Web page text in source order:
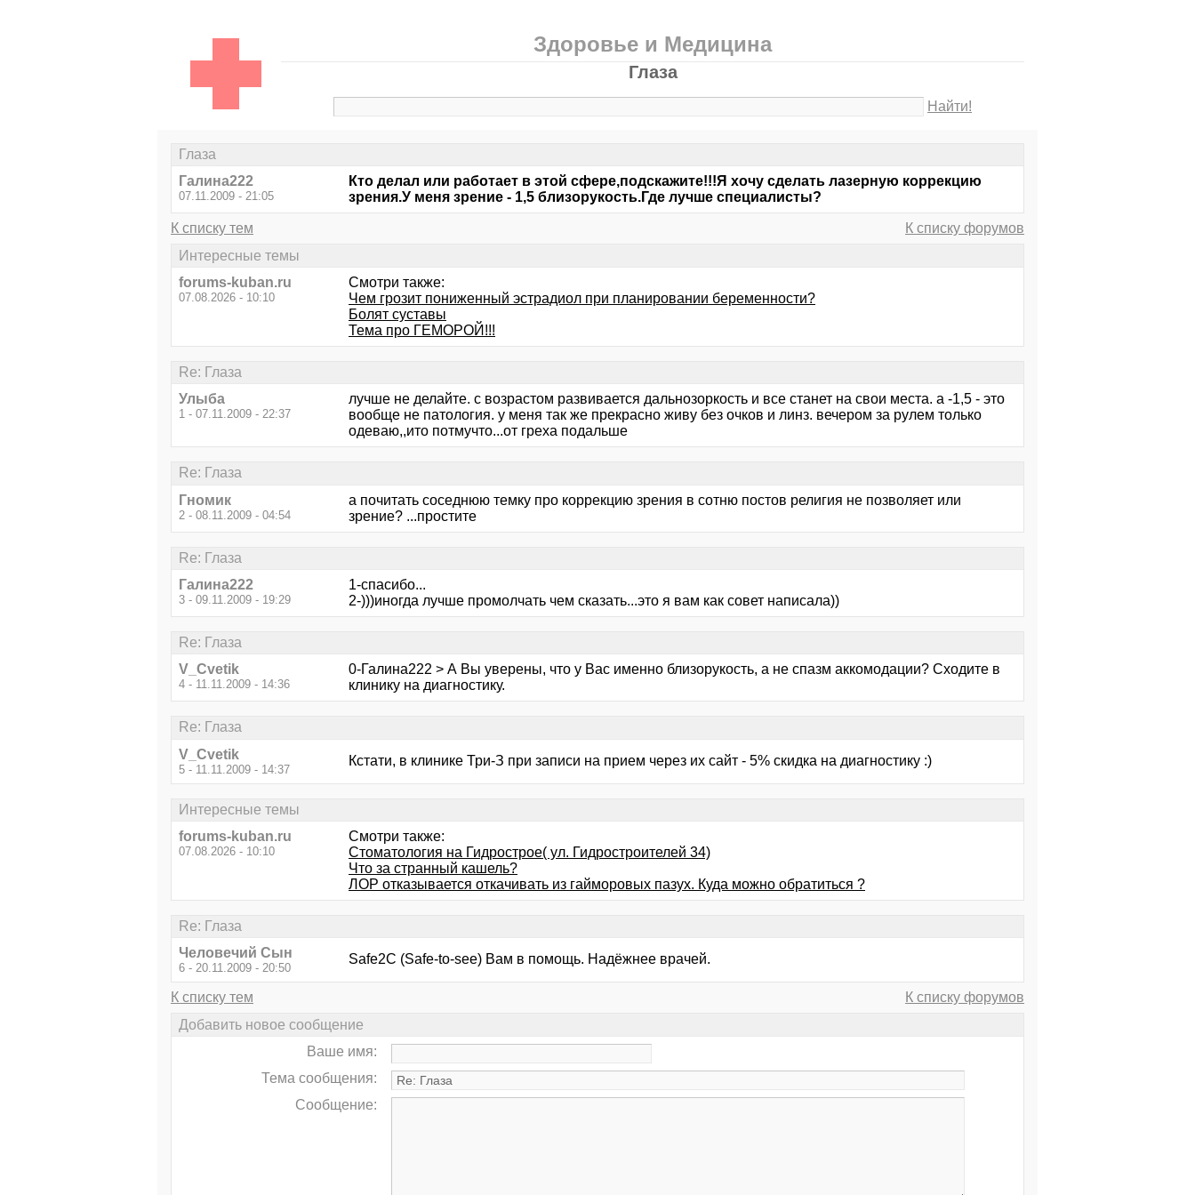
Здоровье и Медицина
Глаза
Найти!
Глаза
Галина222
07.11.2009 - 21:05
Кто делал или работает в этой сфере,подскажите!!!Я хочу сделать лазерную коррекцию
зрения.У меня зрение - 1,5 близорукость.Где лучше специалисты?
К списку тем
К списку форумов
Интересные темы
forums-kuban.ru
07.08.2026 - 10:10
Смотри также:
Чем грозит пониженный эстрадиол при планировании беременности?
Болят суставы
Тема про ГЕМОРОЙ!!!
Re: Глаза
Улыба
1 - 07.11.2009 - 22:37
лучше не делайте. с возрастом развивается дальнозоркость и все станет на свои места. а -1,5 - это
вообще не патология. у меня так же прекрасно живу без очков и линз. вечером за рулем только
одеваю,,ито потмучто...от греха подальше
Re: Глаза
Гномик
2 - 08.11.2009 - 04:54
а почитать соседнюю темку про коррекцию зрения в сотню постов религия не позволяет или
зрение? ...простите
Re: Глаза
Галина222
3 - 09.11.2009 - 19:29
1-спасибо...
2-)))иногда лучше промолчать чем сказать...это я вам как совет написала))
Re: Глаза
V_Cvetik
4 - 11.11.2009 - 14:36
0-Галина222 > А Вы уверены, что у Вас именно близорукость, а не спазм аккомодации? Сходите в
клинику на диагностику.
Re: Глаза
V_Cvetik
5 - 11.11.2009 - 14:37
Кстати, в клинике Три-З при записи на прием через их сайт - 5% скидка на диагностику :)
Интересные темы
forums-kuban.ru
07.08.2026 - 10:10
Смотри также:
Стоматология на Гидрострое( ул. Гидростроителей 34)
Что за странный кашель?
ЛОР отказывается откачивать из гайморовых пазух. Куда можно обратиться ?
Re: Глаза
Человечий Сын
6 - 20.11.2009 - 20:50
Safe2C (Safe-to-see) Вам в помощь. Надёжнее врачей.
К списку тем
К списку форумов
Добавить новое сообщение
Ваше имя:
Тема сообщения:
Сообщение: